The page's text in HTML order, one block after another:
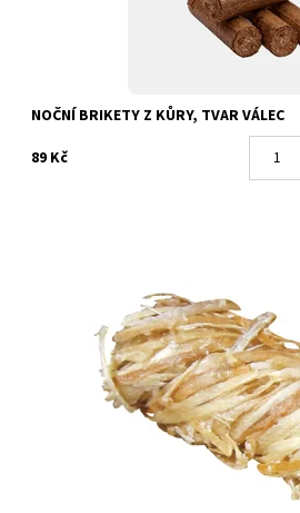
NOČNÍ BRIKETY Z KŮRY, TVAR VÁLEC
89 Kč
Ekologický podpalovač české výroby (
snadné roztopení.
Dostupnost:
Skladem 450 ks
11211